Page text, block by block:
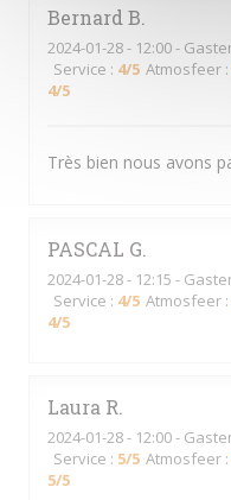
Bernard B
2024-01-28- 12:00 -
Service : 4/5 Atmosfeer :
4/5
Très bien nous avons
PASCAL G
2024-01-28- 12:15 -
Service : 4/5 Atmosfeer :
4/5
Laura R
2024-01-28- 12:00 -
Service : 5/5 Atmosfeer :
5/5